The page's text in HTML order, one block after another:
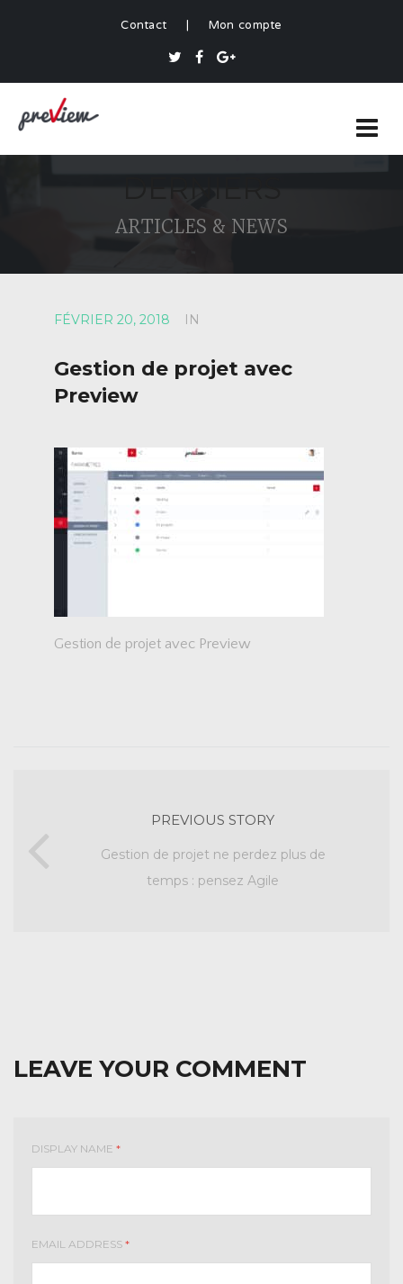
Contact | Mon compte
ARTICLES & NEWS
FÉVRIER 20, 2018 IN
Gestion de projet avec
Preview
Gestion de projet avec Preview
PREVIOUS STORY
Gestion de projet ne perdez plus de
temps : pensez Agile
LEAVE YOUR COMMENT
DISPLAY NAME *
EMAIL ADDRESS *